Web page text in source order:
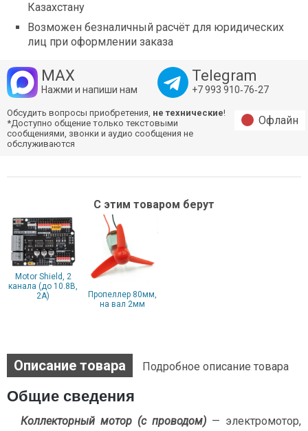
Казахстану
Возможен безналичный расчёт для юридических
лиц при оформлении заказа
MAX
Нажми и напиши нам
Telegram
+7 993 910‑76‑27
Обсудить вопросы приобретения, не технические!
*Доступно общение только текстовыми
сообщениями, звонки и аудио сообщения не
обслуживаются
Офлайн
С этим товаром берут
Motor Shield, 2
канала (до 10.8В,
2А)
Пропеллер 80мм,
на вал 2мм
Описание товара Подробное описание товара
Общие сведения
Коллекторный мотор (с проводом) — электромотор,